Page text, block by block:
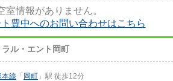
室情報がありません。
豊中へのお問い合わせはこちら
ル・エント岡町
本線 「 岡町 」駅 徒歩12分